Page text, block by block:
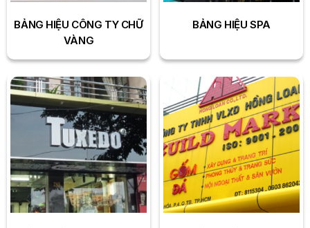
BẢNG HIỆU CÔNG TY CHỮ
VÀNG
BẢNG HIỆU SPA